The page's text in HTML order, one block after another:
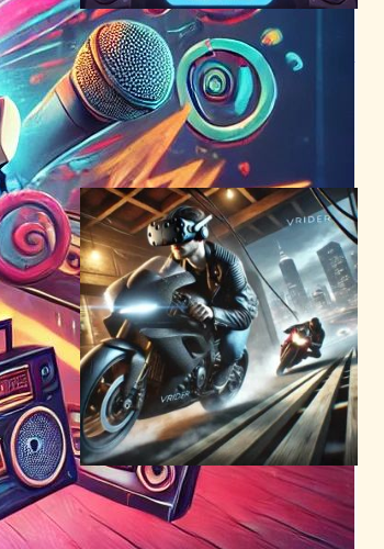
Beat Saber、無料のOST 7音
楽パック発表！売上2億5000
万ドル超のVRゲームが再び
話題に
VR/ARニュース
2024年5月25日7:58
VRIDERが変革をもたらす！
リアルなバイクレース体験を
VRで